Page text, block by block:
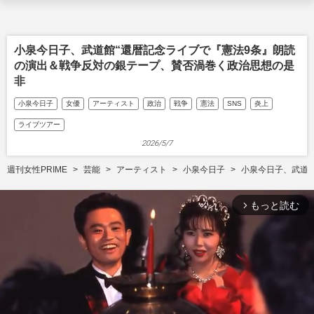
小泉今日子、武道館“還暦記念ライブで『憲法9条』朗読
の演出＆戦争反対の銀テープ、賛否渦巻く政治思想の是
非
小泉今日子 女優 アーティスト 政治 戦争 憲法 SNS 炎上
ライブツアー
2026/5/7
週刊女性PRIME 芸能 アーティスト 小泉今日子 小泉今日子、武道
arrow_forward_ios もっと読む